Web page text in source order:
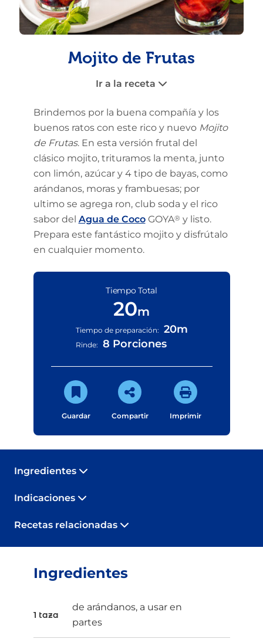
Mojito de Frutas
Ir a la receta
Brindemos por la buena compañía y los
buenos ratos con este rico y nuevo Mojito
de Frutas. En esta versión frutal del
clásico mojito, trituramos la menta, junto
con limón, azúcar y 4 tipo de bayas, como
arándanos, moras y frambuesas; por
ultimo se agrega ron, club soda y el rico
sabor del Agua de CocoGOYA® y listo.
Prepara este fantástico mojito y disfrútalo
en cualquier momento.
Tiempo Total
20m
Tiempo de preparación: 20m
Rinde: 8 Porciones
Guardar Compartir Imprimir
Ingredientes
Indicaciones
Recetas relacionadas
Ingredientes
1 taza
de arándanos, a usar en
partes